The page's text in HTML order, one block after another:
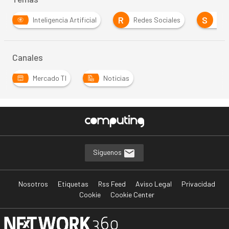
Inteligencia Artificial R Redes Sociales S
Canales
Mercado TI
Noticias
Síguenos
Nosotros Etiquetas Rss Feed Aviso Legal
Privacidad
Cookie
Cookie Center